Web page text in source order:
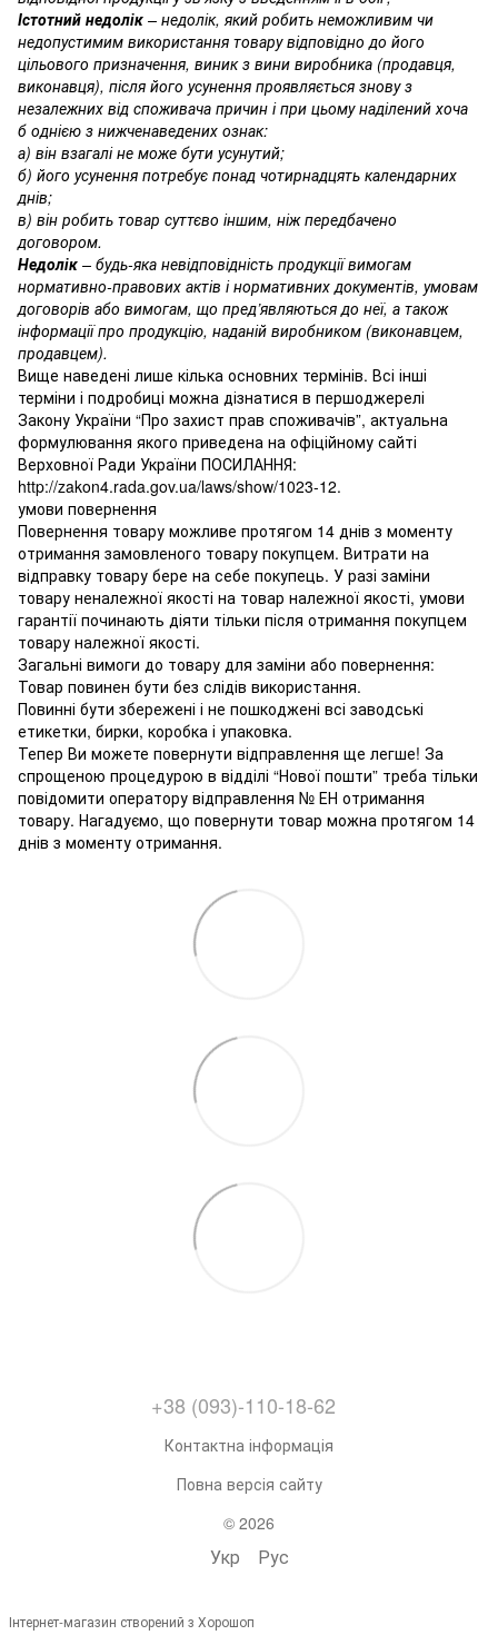
Істотний недолік – недолік, який робить неможливим чи
недопустимим використання товару відповідно до його
цільового призначення, виник з вини виробника (продавця,
виконавця), після його усунення проявляється знову з
незалежних від споживача причин і при цьому наділений хоча
б однією з нижченаведених ознак:
а) він взагалі не може бути усунутий;
б) його усунення потребує понад чотирнадцять календарних
днів;
в) він робить товар суттєво іншим, ніж передбачено
договором.
Недолік – будь-яка невідповідність продукції вимогам
нормативно-правових актів і нормативних документів, умовам
договорів або вимогам, що пред’являються до неї, а також
інформації про продукцію, наданій виробником (виконавцем,
продавцем).
Вище наведені лише кілька основних термінів. Всі інші
терміни і подробиці можна дізнатися в першоджерелі
Закону України “Про захист прав споживачів”, актуальна
формулювання якого приведена на офіційному сайті
Верховної Ради України ПОСИЛАННЯ:
http://zakon4.rada.gov.ua/laws/show/1023-12.
умови повернення
Повернення товару можливе протягом 14 днів з моменту
отримання замовленого товару покупцем. Витрати на
відправку товару бере на себе покупець. У разі заміни
товару неналежної якості на товар належної якості, умови
гарантії починають діяти тільки після отримання покупцем
товару належної якості.
Загальні вимоги до товару для заміни або повернення:
Товар повинен бути без слідів використання.
Повинні бути збережені і не пошкоджені всі заводські
етикетки, бирки, коробка і упаковка.
Тепер Ви можете повернути відправлення ще легше! За
спрощеною процедурою в відділі “Нової пошти” треба тільки
повідомити оператору відправлення № ЕН отримання
товару. Нагадуємо, що повернути товар можна протягом 14
днів з моменту отримання.
+38 (093)-110-18-62
Контактна інформація
Повна версія сайту
© 2026
Укр Рус
Інтернет-магазин створений з Хорошоп